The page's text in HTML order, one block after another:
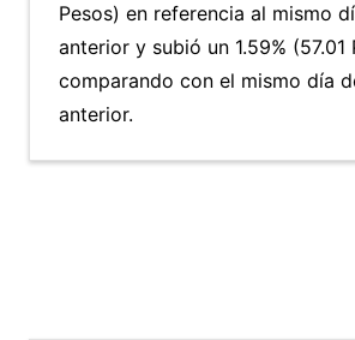
Pesos) en referencia al mismo
anterior y subió un 1.59% (57.01
comparando con el mismo día
anterior.